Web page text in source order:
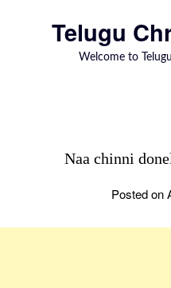
Telugu
Welcome to
Naa chinni
Posted on